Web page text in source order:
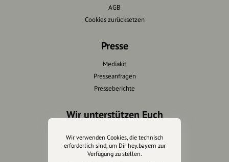
AGB
Cookies zurücksetzen
Presse
Mediakit
Presseanfragen
Presseberichte
Wir unterstützen Euch
Marketing
Design & Branding
Wir verwenden Cookies, die technisch
erforderlich sind, um Dir hey.bayern zur
Verfügung zu stellen.